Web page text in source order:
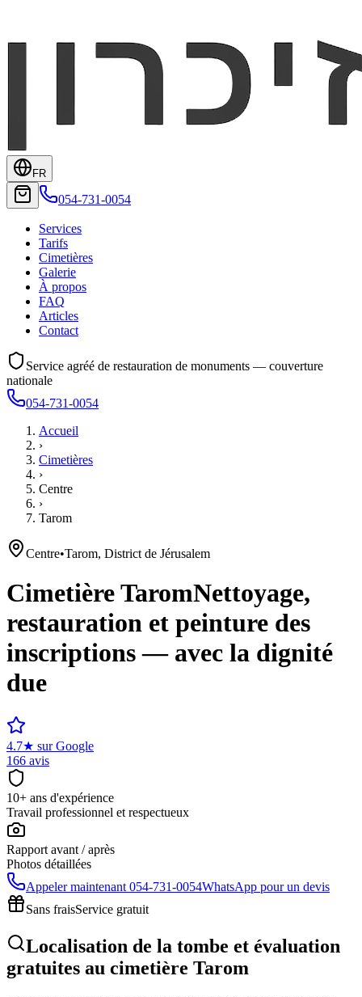
FR
054-731-0054
Services
Tarifs
Cimetières
Galerie
À propos
FAQ
Articles
Contact
Service agréé de restauration de monuments — couverture
nationale
054-731-0054
Accueil
›
Cimetières
›
Centre
›
Tarom
Centre•Tarom, District de Jérusalem
CimetièreTaromNettoyage,
restauration et peinture des
inscriptions — avec la dignité
due
4.7★ sur Google
166 avis
10+ ans d'expérience
Travail professionnel et respectueux
Rapport avant / après
Photos détaillées
Appeler maintenant 054-731-0054WhatsApp pour un devis
Sans fraisService gratuit
Localisation de la tombe et évaluation
gratuites au cimetière Tarom